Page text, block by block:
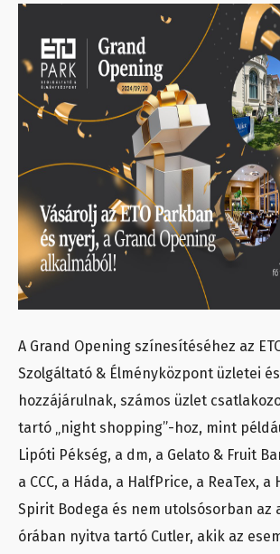
A Grand Opening színesítéséhez az
Szolgáltató & Élményközpont üzletei
hozzájárulnak, számos üzlet
tartó „night shopping”-hoz, mint
Lipóti Pékség, a dm, a Gelato & Fruit
a CCC, a Háda, a HalfPrice, a ReaTex, a
Spirit Bodega és nem utolsósorban az
órában nyitva tartó Cutler, akik az